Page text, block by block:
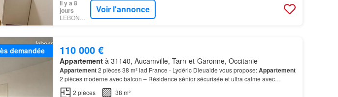
Il y a 8
jours
LEBONCOIN
Voir l'annonce
demandée 110 000 €
Appartementà 31140, Aucamville, Tarn-et-Garonne, Occitanie
Appartement2 pièces 38 m² iad France - Lydéric Dieuaide vous propose:Appartement
2 pièces moderne avec balcon – Résidence sénior sécurisée et ultra calme avec
douche Un balcon privatif, parfait pour profiter des beaux jours…
2 pièces
38 m²